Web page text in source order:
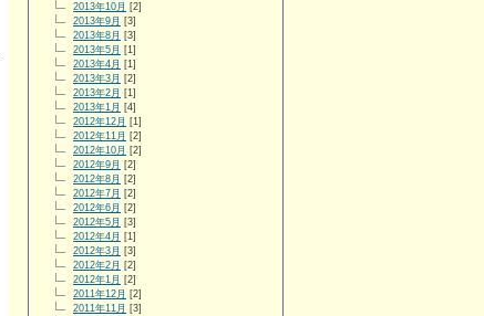
2013年10月 [2]
2013年9月 [3]
2013年8月 [3]
2013年5月 [1]
2013年4月 [1]
2013年3月 [2]
2013年2月 [1]
2013年1月 [4]
2012年12月 [1]
2012年11月 [2]
2012年10月 [2]
2012年9月 [2]
2012年8月 [2]
2012年7月 [2]
2012年6月 [2]
2012年5月 [3]
2012年4月 [1]
2012年3月 [3]
2012年2月 [2]
2012年1月 [2]
2011年12月 [2]
2011年11月 [3]